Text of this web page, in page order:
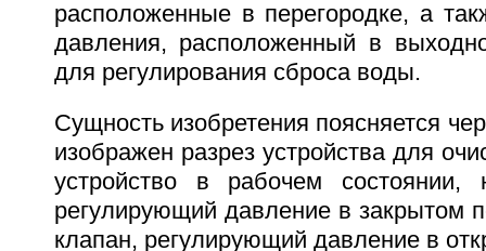
расположенные в перегородке, а
давления, расположенный в
для регулирования сброса воды.
Сущность изобретения поясняется
изображен разрез устройства для
устройство в рабочем
регулирующий давление в закрытом
клапан, регулирующий давление в